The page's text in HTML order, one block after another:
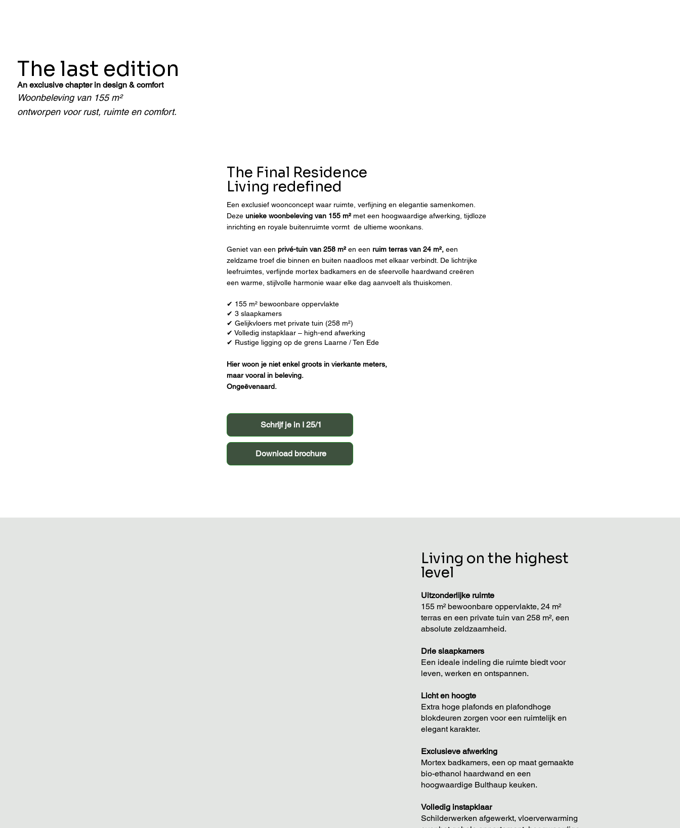
The last edition
An exclusive chapter in design & comfort
Woonbeleving van 155 m²
ontworpen voor rust, ruimte en comfort.
The Final Residence
Living redefined
Een exclusief woonconcept waar ruimte, verfijning en elegantie samenkomen.
Deze unieke woonbeleving van 155 m² met een hoogwaardige afwerking, tijdloze
inrichting en royale buitenruimte vormt de ultieme woonkans.
Geniet van een privé-tuin van 258 m² en een ruim terras van 24 m², een
zeldzame troef die binnen en buiten naadloos met elkaar verbindt. De lichtrijke
leefruimtes, verfijnde mortex badkamers en de sfeervolle haardwand creëren
een warme, stijlvolle harmonie waar elke dag aanvoelt als thuiskomen.
✔ 155 m² bewoonbare oppervlakte
✔ 3 slaapkamers
✔ Gelijkvloers met private tuin (258 m²)
✔ Volledig instapklaar – high-end afwerking
✔ Rustige ligging op de grens Laarne / Ten Ede
Hier woon je niet enkel groots in vierkante meters,
maar vooral in beleving.
Ongeëvenaard.
Download brochure
Schrijf je in I 25/1
Living on the highest
level
Uitzonderlijke ruimte
155 m² bewoonbare oppervlakte, 24 m²
terras en een private tuin van 258 m², een
absolute zeldzaamheid.
Drie slaapkamers
Een ideale indeling die ruimte biedt voor
leven, werken en ontspannen.
Licht en hoogte
Extra hoge plafonds en plafondhoge
blokdeuren zorgen voor een ruimtelijk en
elegant karakter.
Exclusieve afwerking
Mortex badkamers, een op maat gemaakte
bio-ethanol haardwand en een
hoogwaardige Bulthaup keuken.
Volledig instapklaar
Schilderwerken afgewerkt, vloerverwarming